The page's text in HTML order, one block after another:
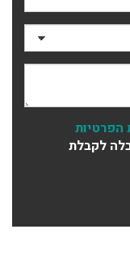
הפרטיות
לקבלת